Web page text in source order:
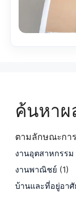
ค้นหาผ
ตามลักษณะกา
งานอุตสาหกรรม
งานพาณิชย์ (1)
บ้านและที่อยู่อาศั